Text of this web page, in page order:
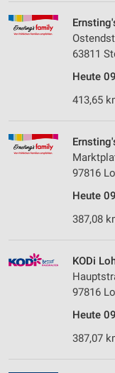
63811
Heute
413,65
97816
Heute
387,08
KODi
97816
Heute
387,07